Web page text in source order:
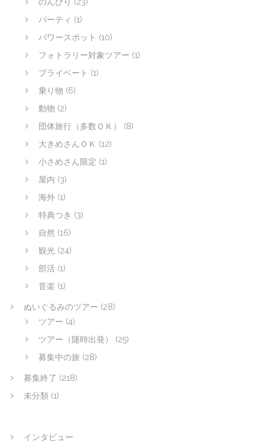
パーティ (1)
パワースポット (10)
フォトラリー対象ツアー (1)
プライベート (1)
乗り物 (6)
動物 (2)
団体旅行（多数ＯＫ）
(8)
大きめさんＯＫ (12)
小さめさん限定 (1)
屋内 (3)
海外 (1)
特典つき (3)
自然 (16)
観光 (24)
部活 (1)
音楽 (1)
ぬいぐるみのツアー (28)
ツアー (4)
ツアー（随時出発）
(25)
募集中の旅 (28)
募集終了 (218)
未分類 (1)
インタビュー